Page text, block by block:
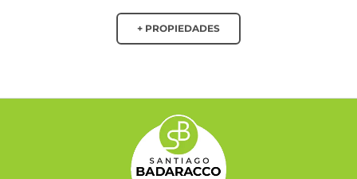
+ PROPIEDADES